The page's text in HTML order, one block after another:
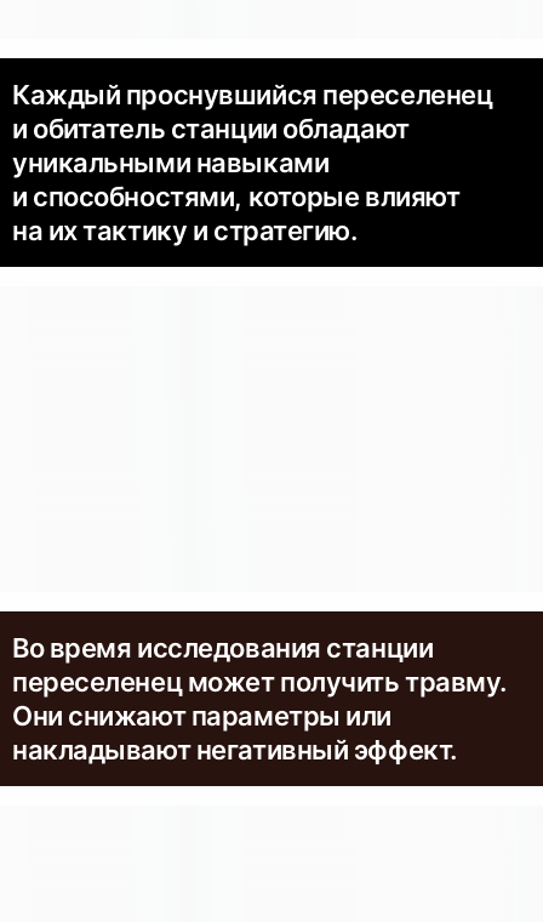
Каждый проснувшийся переселенец
и обитатель станции обладают
уникальными навыками
и способностями, которые влияют
на их тактику и стратегию.
Во время исследования станции
переселенец может получить травму.
Они снижают параметры или
накладывают негативный эффект.